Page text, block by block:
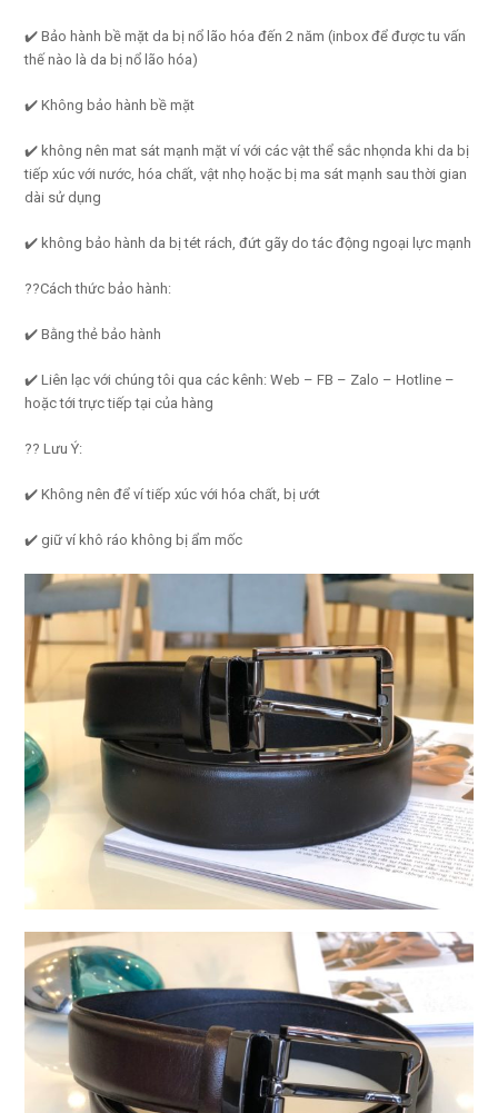
✔️ Bảo hành bề mặt da bị nổ lão hóa đến 2 năm (inbox để được tu vấn
thế nào là da bị nổ lão hóa)
✔️ Không bảo hành bề mặt
✔️ không nên mat sát mạnh mặt ví với các vật thể sắc nhọnda khi da bị
tiếp xúc với nước, hóa chất, vật nhọ hoặc bị ma sát mạnh sau thời gian
dài sử dụng
✔️ không bảo hành da bị tét rách, đứt gãy do tác động ngoại lực mạnh
??Cách thức bảo hành:
✔️ Bằng thẻ bảo hành
✔️ Liên lạc với chúng tôi qua các kênh: Web – FB – Zalo – Hotline –
hoặc tới trực tiếp tại của hàng
?? Lưu Ý:
✔️ Không nên để ví tiếp xúc với hóa chất, bị ướt
✔️ giữ ví khô ráo không bị ẩm mốc